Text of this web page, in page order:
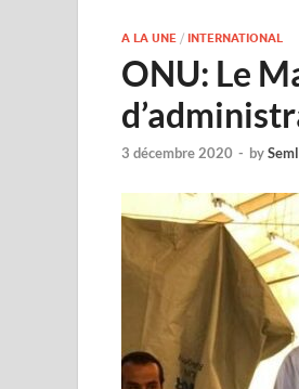
A LA UNE / INTERNATIONAL
ONU: Le
3 décembre 2020 - by